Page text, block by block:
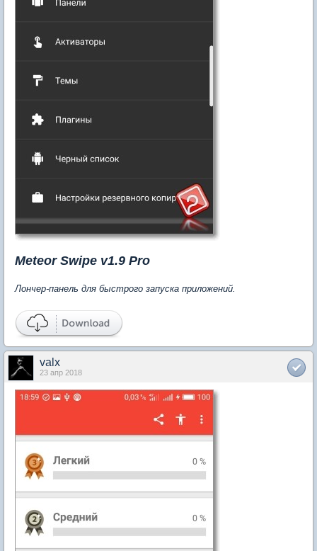
Meteor Swipe v1.9 Pro
Лончер-панель для быстрого запуска приложений.
valx
23 апр 2018